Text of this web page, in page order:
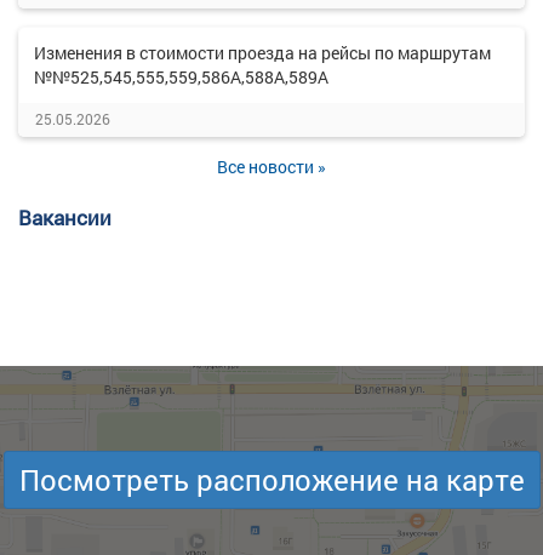
Изменения в стоимости проезда на рейсы по маршрутам
№№525,545,555,559,586А,588А,589А
25.05.2026
Все новости »
Вакансии
Посмотреть расположение на карте